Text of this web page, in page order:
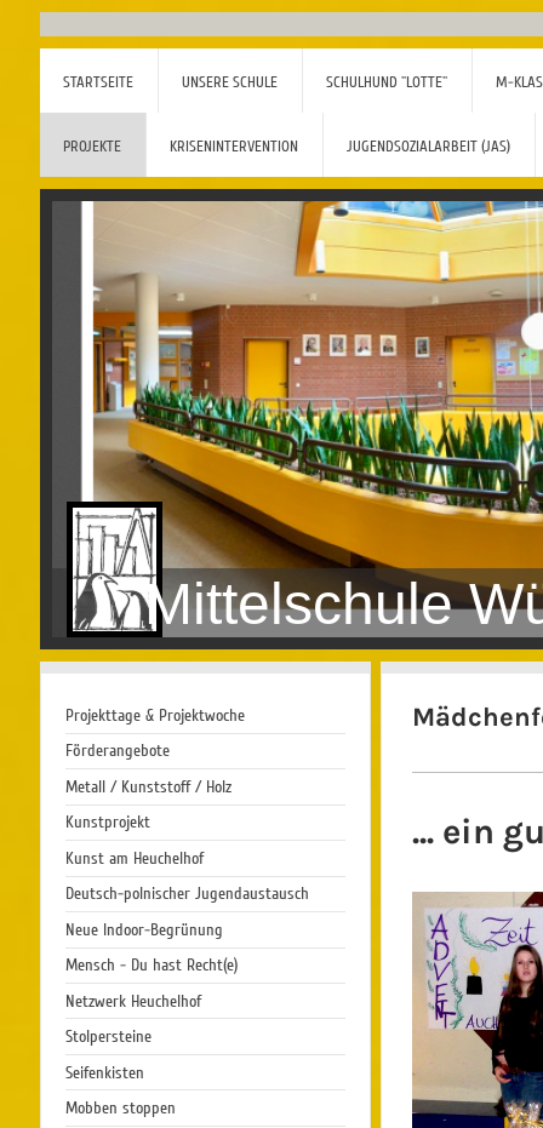
STARTSEITE UNSERE SCHULE SCHULHUND "LOTTE" M-
PROJEKTE KRISENINTERVENTION JUGENDSOZIALARBEIT (JAS)
Mittelschule
... ein
Projekttage & Projektwoche
Förderangebote
Metall / Kunststoff / Holz
Kunstprojekt
Kunst am Heuchelhof
Deutsch-polnischer Jugendaustausch
Neue Indoor-Begrünung
Mensch - Du hast Recht(e)
Netzwerk Heuchelhof
Stolpersteine
Seifenkisten
Mobben stoppen